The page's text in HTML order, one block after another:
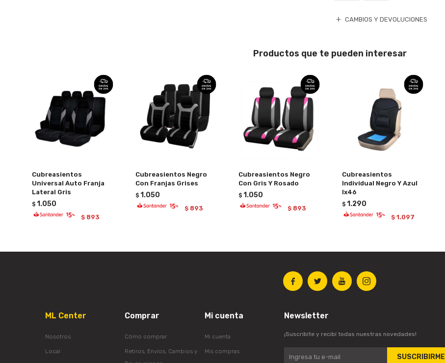
CAMBIOS Y DEVOLUCIONES
Productos que te pueden interesar
Cubreasientos
Universal Auto Franja
Lateral Gris
$ 1.050
$ 893
Cubreasientos Negro
Con Franjas Grises
$ 1.050
$ 893
Cubreasientos Negro
Con Gris Y Rosado
$ 1.050
$ 893
Cubreasientos
Individual Negro Y Azul
Ix46
$ 1.290
$ 1.097
   
ML Center
Nosotros
Local
Comprar
Cómo comprar
Retiros, Envíos, Cambios y
Mi cuenta
Mi cuenta
Mis compras
Newsletter
¡Suscribite y recibí todas nuestras novedades!
SUSCRIBIRME